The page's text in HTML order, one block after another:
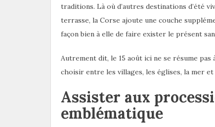
traditions. Là où d’autres destinations d’été
terrasse, la Corse ajoute une couche
façon bien à elle de faire exister le présent
Autrement dit, le 15 août ici ne se résume
choisir entre les villages, les églises, la mer
Assister aux
emblématique